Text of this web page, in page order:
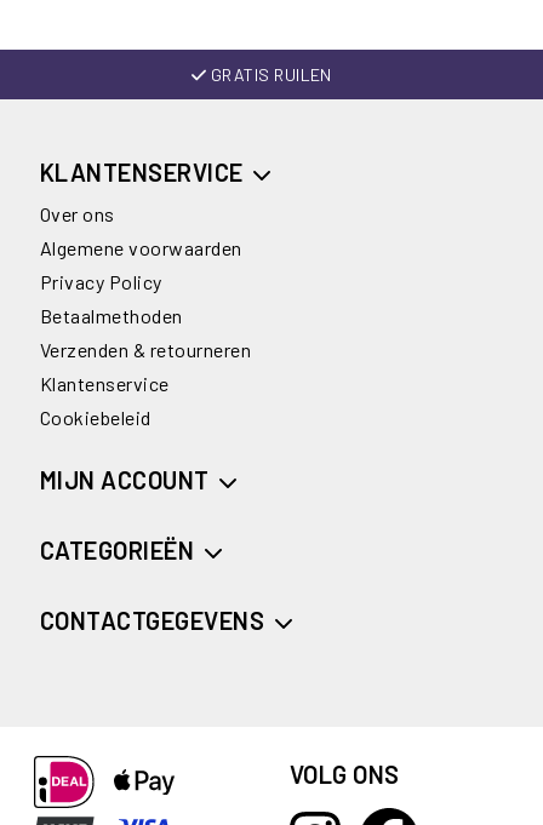
GRATIS RUILEN
KLANTENSERVICE
Over ons
Algemene voorwaarden
Privacy Policy
Betaalmethoden
Verzenden & retourneren
Klantenservice
Cookiebeleid
MIJN ACCOUNT
CATEGORIEËN
CONTACTGEGEVENS
VOLG ONS